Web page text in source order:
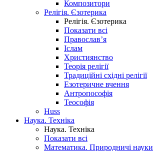
Композитори
Релігія. Єзотерика
Релігія. Єзотерика
Показати всі
Православ’я
Іслам
Християнство
Теорія релігії
Традиційні східні релігії
Езотеричне вчення
Антропософія
Теософія
Huss
Наука. Техніка
Наука. Техніка
Показати всі
Математика. Природничі науки